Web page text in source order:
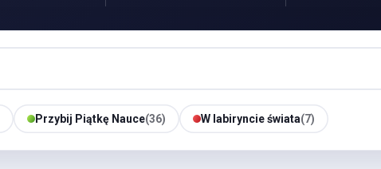
Przybij Piątkę Nauce(36) W labiryncie świata(7)